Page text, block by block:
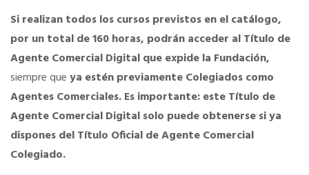
Ventajas en las ferias
Seguro de vida
Tu CRM AC
Si realizan todos los cursos previstos en el catálogo,
por un total de 160 horas, podrán acceder al Título de
Agente Comercial Digitalque expide la Fundación,
siempre queya estén previamente Colegiados como
Agentes Comerciales.Es importante: este Título de
Agente Comercial Digital solo puede obtenerse si ya
dispones del Título Oficial de Agente Comercial
Colegiado.